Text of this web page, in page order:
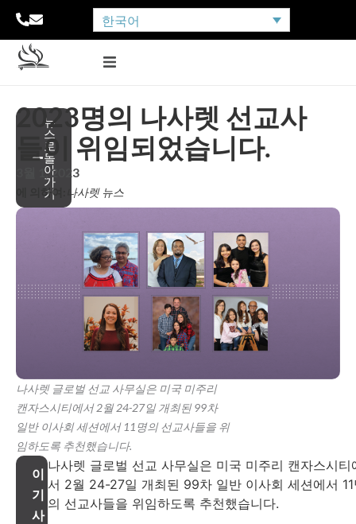
한국어
뉴
스
로
돌
아
가
기
2023명의 나사렛 선교사
들이 위임되었습니다.
3월 1, 2023
에 의하여: 나사렛 뉴스
나사렛 글로벌 선교 사무실은 미국 미주리
캔자스시티에서 2월 24-27일 개최된 99차
일반 이사회 세션에서 11명의 선교사들을 위
임하도록 추천했습니다.
이
기
사
나사렛 글로벌 선교 사무실은 미국 미주리 캔자스시티
서 2월 24-27일 개최된 99차 일반 이사회 세션에서
의 선교사들을 위임하도록 추천했습니다.